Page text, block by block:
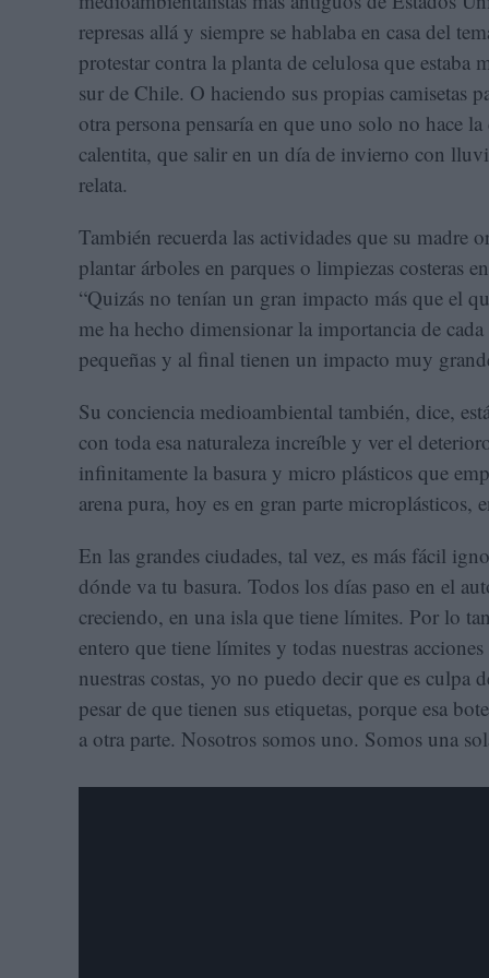
represas allá y siempre se hablaba en casa del
protestar contra la planta de celulosa que
sur de Chile. O haciendo sus propias camisetas
otra persona pensaría en que uno solo no hace
calentita, que salir en un día de invierno con
relata.
También recuerda las actividades que su madre
plantar árboles en parques o limpiezas costeras
“Quizás no tenían un gran impacto más que el
me ha hecho dimensionar la importancia de
pequeñas y al final tienen un impacto muy
Su conciencia medioambiental también, dice,
con toda esa naturaleza increíble y ver el
infinitamente la basura y micro plásticos que
arena pura, hoy es en gran parte microplásticos,
En las grandes ciudades, tal vez, es más fácil
dónde va tu basura. Todos los días paso en el
creciendo, en una isla que tiene límites. Por lo
entero que tiene límites y todas nuestras
nuestras costas, yo no puedo decir que es culpa
pesar de que tienen sus etiquetas, porque esa
a otra parte. Nosotros somos uno. Somos una